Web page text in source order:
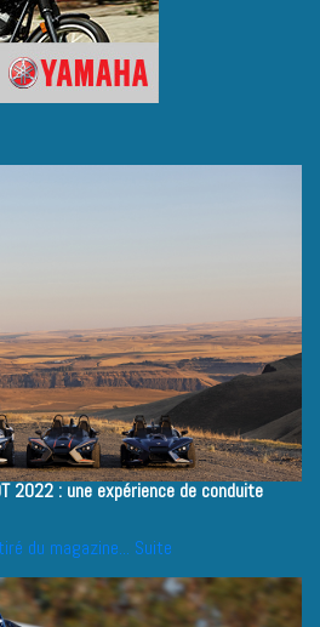
2022 : une expérience de conduite
du magazine... Suite